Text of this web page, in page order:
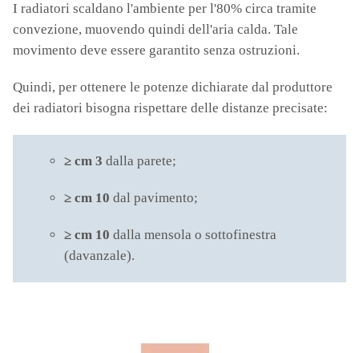
I radiatori scaldano l'ambiente per l'80% circa tramite
convezione, muovendo quindi dell'aria calda. Tale
movimento deve essere garantito senza ostruzioni.
Quindi, per ottenere le potenze dichiarate dal produttore
dei radiatori bisogna rispettare delle distanze precisate:
≥ cm 3 dalla parete;
≥ cm 10 dal pavimento;
≥ cm 10 dalla mensola o sottofinestra
(davanzale).